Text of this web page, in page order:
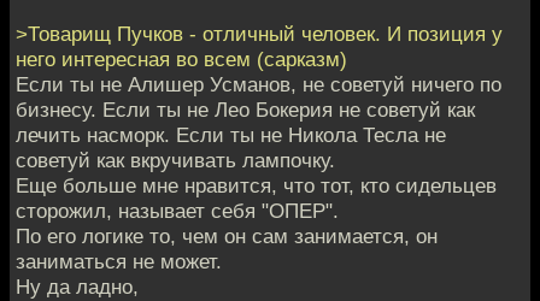
>Товарищ Пучков - отличный человек. И позиция у
него интересная во всем (сарказм)
Если ты не Алишер Усманов, не советуй ничего по
бизнесу. Если ты не Лео Бокерия не советуй как
лечить насморк. Если ты не Никола Тесла не
советуй как вкручивать лампочку.
Еще больше мне нравится, что тот, кто сидельцев
сторожил, называет себя "ОПЕР".
По его логике то, чем он сам занимается, он
заниматься не может.
Ну да ладно,